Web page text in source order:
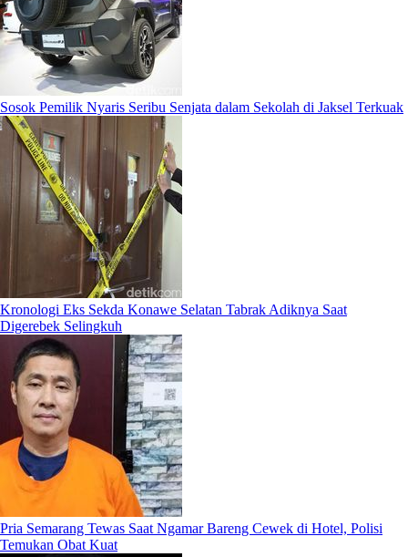
Sosok Pemilik Nyaris Seribu Senjata dalam Sekolah di Jaksel Terkuak
Kronologi Eks Sekda Konawe Selatan Tabrak Adiknya Saat
Digerebek Selingkuh
Pria Semarang Tewas Saat Ngamar Bareng Cewek di Hotel, Polisi
Temukan Obat Kuat